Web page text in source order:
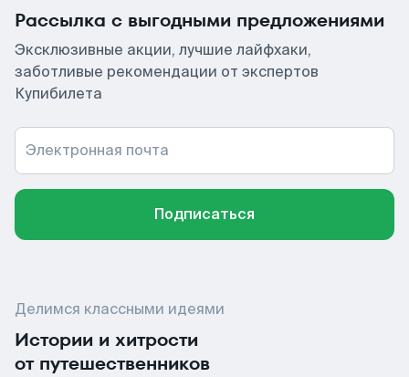
Рассылка с выгодными предложениями
Эксклюзивные акции, лучшие лайфхаки,
заботливые рекомендации от экспертов
Купибилета
Электронная почта
Подписаться
Делимся классными идеями
Истории и хитрости
от путешественников